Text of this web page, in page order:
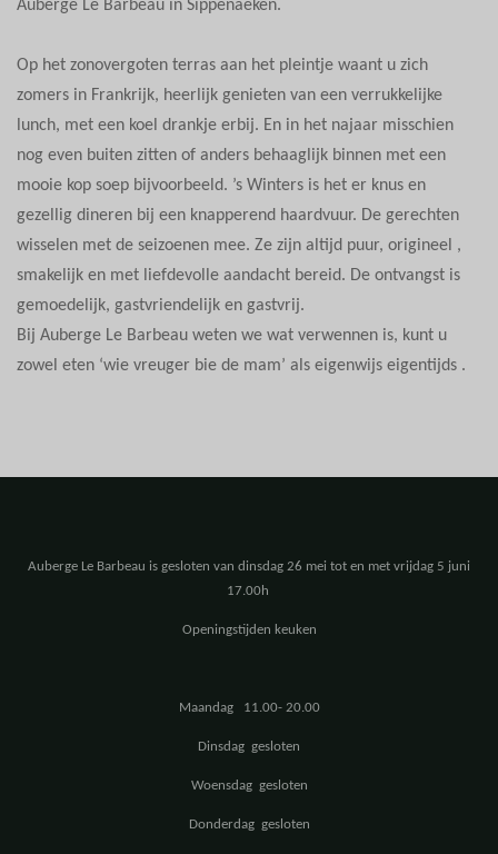
Auberge Le Barbeau in Sippenaeken.
Op het zonovergoten terras aan het pleintje waant u zich
zomers in Frankrijk, heerlijk genieten van een verrukkelijke
lunch, met een koel drankje erbij. En in het najaar misschien
nog even buiten zitten of anders behaaglijk binnen met een
mooie kop soep bijvoorbeeld. ’s Winters is het er knus en
gezellig dineren bij een knapperend haardvuur. De gerechten
wisselen met de seizoenen mee. Ze zijn altijd puur, origineel ,
smakelijk en met liefdevolle aandacht bereid. De ontvangst is
gemoedelijk, gastvriendelijk en gastvrij.
Bij Auberge Le Barbeau weten we wat verwennen is, kunt u
zowel eten ‘wie vreuger bie de mam’ als eigenwijs eigentijds .
Auberge Le Barbeau is gesloten van dinsdag 26 mei tot en met vrijdag 5 juni
17.00h
Openingstijden keuken
Maandag 11.00- 20.00
Dinsdag gesloten
Woensdag gesloten
Donderdag gesloten